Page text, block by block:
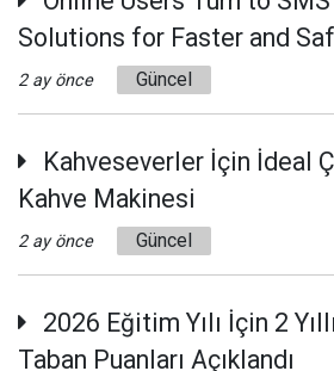
Solutions for Faster and
2 ay önce Güncel
Kahveseverler İçin İdeal
Kahve Makinesi
2 ay önce Güncel
2026 Eğitim Yılı İçin 2
Taban Puanları Açıklandı